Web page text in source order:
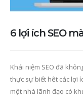
6 lợi ích SEO
Khái niệm SEO đã
thực sự biết hêt các lợi
một nhà lãnh đạo có